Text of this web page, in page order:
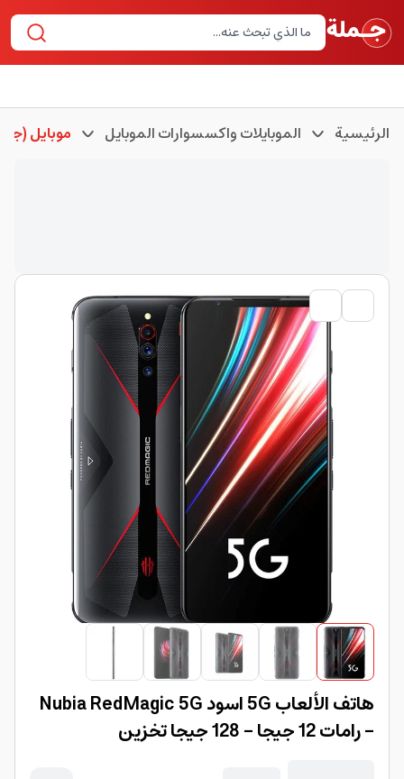
الرئيسية الموبايلات واكسسوارات الموبايل موبايل
هاتف الألعاب 5G اسود Nubia RedMagic 5G
– رامات 12 جيجا – 128 جيجا تخزين